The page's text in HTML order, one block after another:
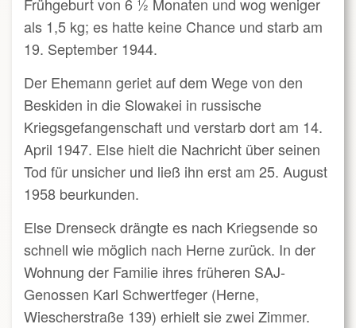
Frühgeburt von 6 ½ Monaten und wog weniger
als 1,5 kg; es hatte keine Chance und starb am
19. September 1944.
Der Ehemann geriet auf dem Wege von den
Beskiden in die Slowakei in russische
Kriegsgefangenschaft und verstarb dort am 14.
April 1947. Else hielt die Nachricht über seinen
Tod für unsicher und ließ ihn erst am 25. August
1958 beurkunden.
Else Drenseck drängte es nach Kriegsende so
schnell wie möglich nach Herne zurück. In der
Wohnung der Familie ihres früheren SAJ-
Genossen Karl Schwertfeger (Herne,
Wiescherstraße 139) erhielt sie zwei Zimmer.